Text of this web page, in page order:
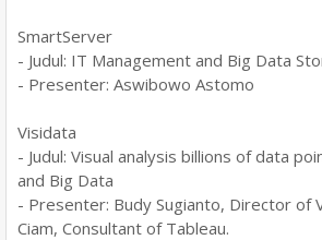
SmartServer
- Judul: IT Management and Big Data
- Presenter: Aswibowo Astomo
Visidata
- Judul: Visual analysis billions of data
and Big Data
- Presenter: Budy Sugianto, Director of
Ciam, Consultant of Tableau.